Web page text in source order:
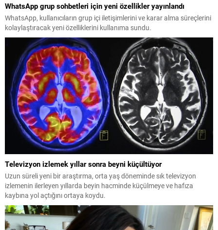
WhatsApp grup sohbetleri için yeni özellikler yayınlandı
WhatsApp, kullanıcıların grup içi iletişimlerini ve karar alma süreçlerini
kolaylaştıracak yeni özelliklerini kullanıma sundu.
Televizyon izlemek yıllar sonra beyni küçültüyor
Uzun süreli yeni bir araştırma, orta yaş döneminde sık televizyon
izlemenin ilerleyen yıllarda beyin hacminde küçülmeye ve hafıza
kaybına yol açtığını ortaya koydu.